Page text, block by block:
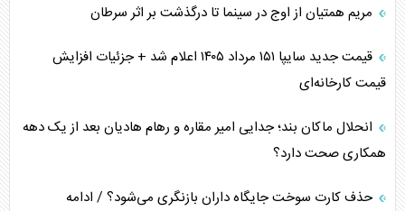
مریم همتیان از اوج در سینما تا درگذشت بر اثر سرطان
قیمت جدید سایپا ۱۵۱ مرداد ۱۴۰۵ اعلام شد + جزئیات افزایش
قیمت کارخانه‌ای
انحلال ماکان بند؛ جدایی امیر مقاره و رهام هادیان بعد از یک دهه
همکاری صحت دارد؟
حذف کارت سوخت جایگاه داران بازنگری می‌شود؟ / ادامه